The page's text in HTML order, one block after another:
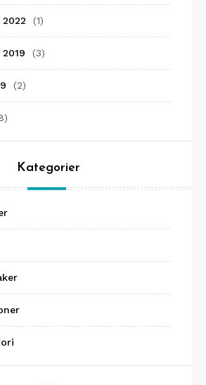
(1)
(3)
(2)
Kategorier